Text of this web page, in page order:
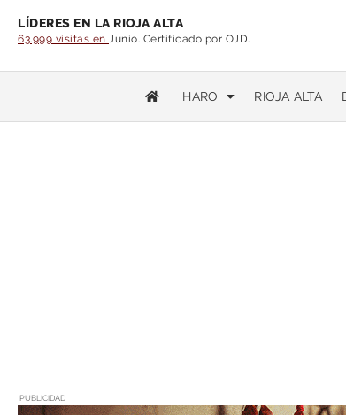
LÍDERES EN LA RIOJA ALTA
63.999 visitas en Junio. Certificado por OJD.
HARO RIOJA ALTA
PUBLICIDAD